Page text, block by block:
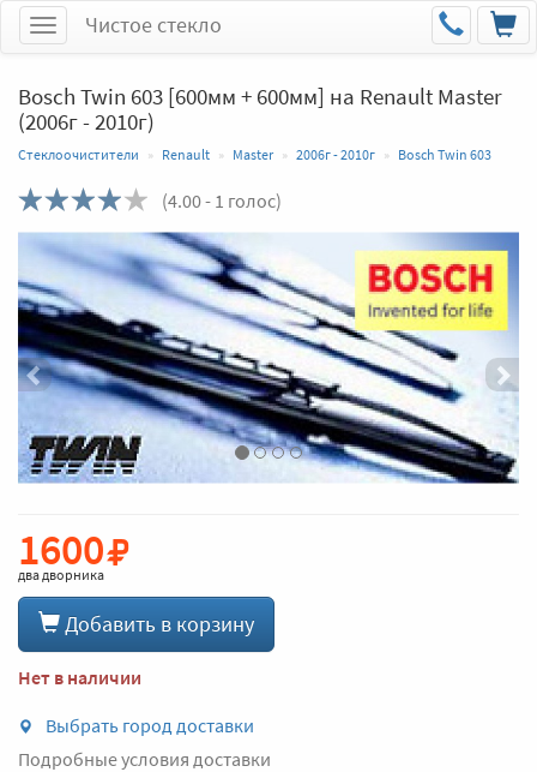
МенюЧистое стекло
Bosch Twin 603 [600мм + 600мм] на Renault Master
(2006г - 2010г)
Стеклоочистители Renault Master 2006г - 2010г Bosch Twin 603
(4.00- 1 голос)
Назад
1600
два дворника
Добавить в корзину
Нет в наличии
Выбрать город доставки
Подробные условия доставки